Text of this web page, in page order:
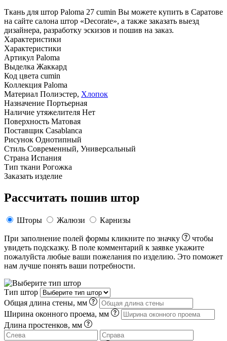
Ткань для штор Paloma 27 cumin Вы можете купить в Саратове
на сайте салона штор «Decorate», а также заказать выезд
дизайнера, разработку эскизов и пошив на заказ.
Характеристики
Характеристики
Артикул Paloma
Выделка Жаккард
Код цвета cumin
Коллекция Paloma
Материал Полиэстер, Хлопок
Назначение Портьерная
Наличие утяжелителя Нет
Поверхность Матовая
Поставщик Casablanca
Рисунок Однотипный
Стиль Современный, Универсальный
Страна Испания
Тип ткани Рогожка
Заказать изделие
Рассчитать пошив штор
Шторы Жалюзи Карнизы
При заполнение полей формы кликните по значку
чтобы
увидеть подсказку. В поле комментарий к заявке укажите
пожалуйста любые ваши пожелания по изделию. Это поможет
нам лучше понять ваши потребности.
Тип штор
Общая длина стены, мм
Ширина оконного проема, мм
Длина простенков, мм